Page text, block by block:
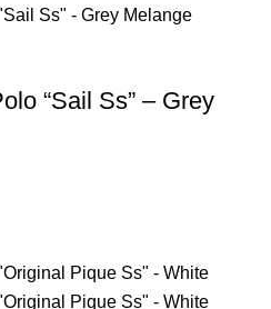
“Sail Ss” – Grey